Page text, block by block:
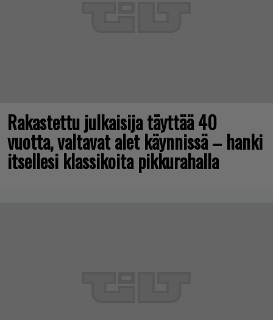
Rakastettu julkaisija täyttää 40
vuotta, valtavat alet käynnissä – hanki
itsellesi klassikoita pikkurahalla